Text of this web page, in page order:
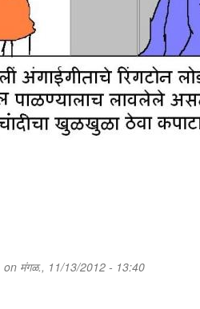
on मंगळ., 11/13/2012 - 13:40